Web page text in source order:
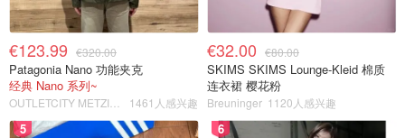
€123.99 €320.00
Patagonia Nano 功能夹克
经典 Nano 系列~
1461人感兴趣
€32.00 €80.00
SKIMS SKIMS Lounge-Kleid 棉质
连衣裙 樱花粉
Breuninger 1120人感兴趣
5 6